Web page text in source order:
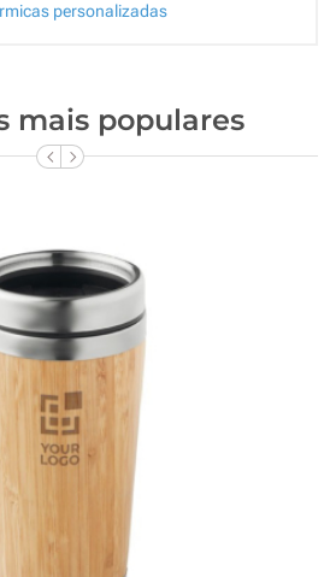
personalizadas
mais populares